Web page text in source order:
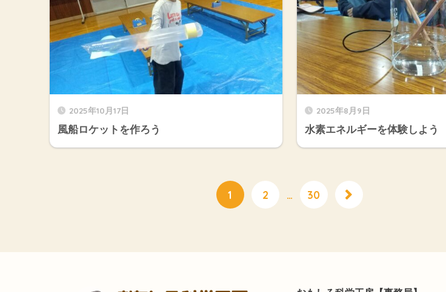
2025年10月17日
風船ロケットを作ろう
2025年8月9日
水素エネルギーを体験しよう
1 2 … 30